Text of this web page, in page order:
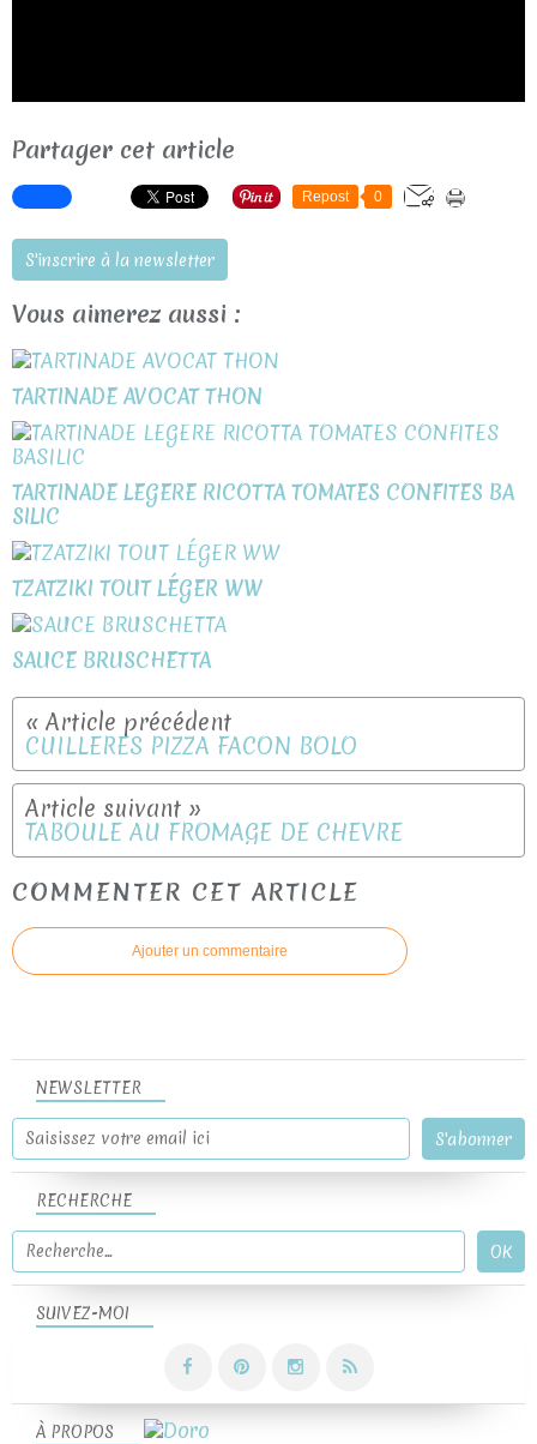
Partager cet article
Repost 0
S'inscrire à la newsletter
Vous aimerez aussi :
TARTINADE AVOCAT THON
TARTINADE LEGERE RICOTTA TOMATES CONFITES BA
SILIC
TZATZIKI TOUT LÉGER WW
SAUCE BRUSCHETTA
CUILLERES PIZZA FACON BOLO
TABOULE AU FROMAGE DE CHEVRE
COMMENTER CET ARTICLE
Ajouter un commentaire
NEWSLETTER
SUIVEZ-MOI
RECHERCHE
À PROPOS